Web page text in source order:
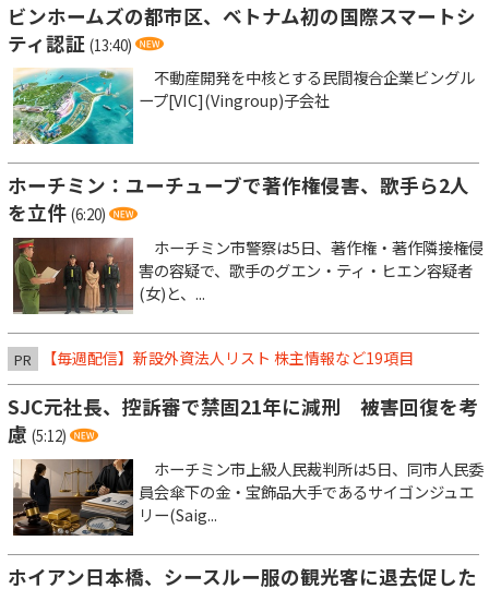
ビンホームズの都市区、ベトナム初の国際スマートシ
ティ認証 (13:40)
不動産開発を中核とする民間複合企業ビングル
ープ[VIC](Vingroup)子会社
ホーチミン：ユーチューブで著作権侵害、歌手ら2人
を立件 (6:20)
ホーチミン市警察は5日、著作権・著作隣接権侵
害の容疑で、歌手のグエン・ティ・ヒエン容疑者
(女)と、...
PR 【毎週配信】新設外資法人リスト 株主情報など19項目
SJC元社長、控訴審で禁固21年に減刑 被害回復を考
慮 (5:12)
ホーチミン市上級人民裁判所は5日、同市人民委
員会傘下の金・宝飾品大手であるサイゴンジュエ
リー(Saig...
ホイアン日本橋、シースルー服の観光客に退去促した